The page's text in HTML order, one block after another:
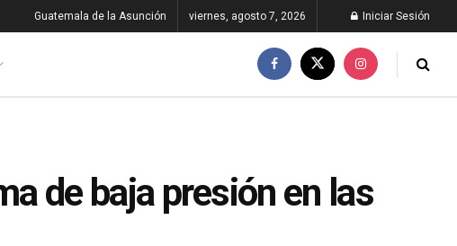
Guatemala de la Asunción viernes, agosto 7, 2026 Iniciar Sesión
de baja presión en las